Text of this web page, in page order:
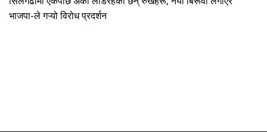
भाजपा-ले गऱ्यो विरोध प्रदर्शन